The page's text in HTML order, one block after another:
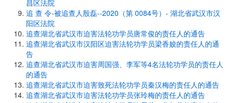
昌区法院
追 查 令-被追查人殷磊--2020（第 0084号）- 湖北省武汉市汉
阳区法院
追查湖北省武汉市迫害法轮功学员唐常俊的责任人的通告
追查湖北省武汉市汉阳区迫害法轮功学员梁香姣的责任人的通
告
追查湖北省武汉市迫害周国强、李军等4名法轮功学员的责任人
的通告
追查湖北省武汉市迫害致死法轮功学员秦汉梅的责任人的通告
追查湖北省武汉市迫害法轮功学员张玲梅的责任人的通告